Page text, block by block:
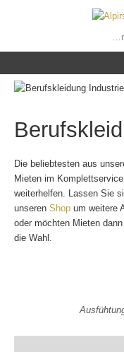
Die beliebtesten aus
Mieten im
weiterhelfen. Lassen Sie
unseren Shop um weitere
oder möchten Mieten
die Wahl.